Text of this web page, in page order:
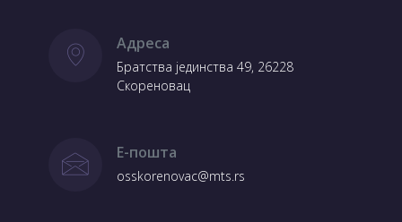
Адреса
Братства јединства 49, 26228
Скореновац
Е-пошта
osskorenovac@mts.rs